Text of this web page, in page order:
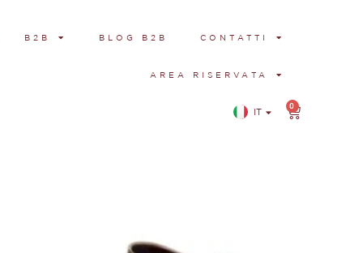
B2B BLOG B2B CONTATTI
AREA RISERVATA
IT
EN
0